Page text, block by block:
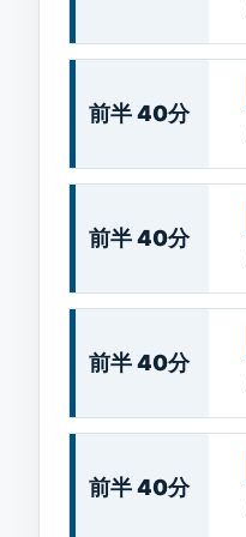
前半 40分
前半 40分
前半 40分
前半 40分